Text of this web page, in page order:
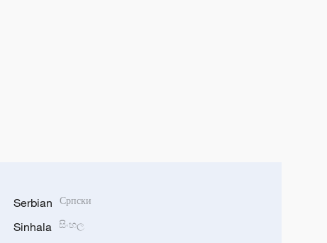
Serbian Српски
Sinhala සිංහල